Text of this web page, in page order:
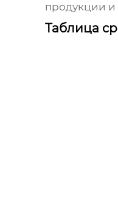
продукции
Таблица